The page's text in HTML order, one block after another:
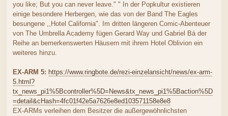
you like; But you can never leave." " In der Popkultur existieren
einige besondere Herbergen, wie das von der Band The Eagles
besungene ,,Hotel California". Im dritten längeren Comic-Abenteuer
von The Umbrella Academy fügen Gerard Way und Gabriel Bá der
Reihe an bemerkenswerten Häusern mit ihrem Hotel Oblivion ein
weiteres hinzu.
EX-ARM 5: https://www.ringbote.de/rezi-einzelansicht/news/ex-arm-
5.html?
tx_news_pi1%5Bcontroller%5D=News&tx_news_pi1%5Baction%5D
=detail&cHash=4fc01f42e5a7626e8ed103571158e8e8
EX-ARMs verleihen dem Besitzer die außergewöhnlichsten